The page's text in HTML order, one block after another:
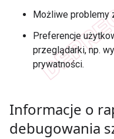
Możliwe problemy
Preferencje
przeglądarki, np.
prywatności.
Informacje o
debugowania